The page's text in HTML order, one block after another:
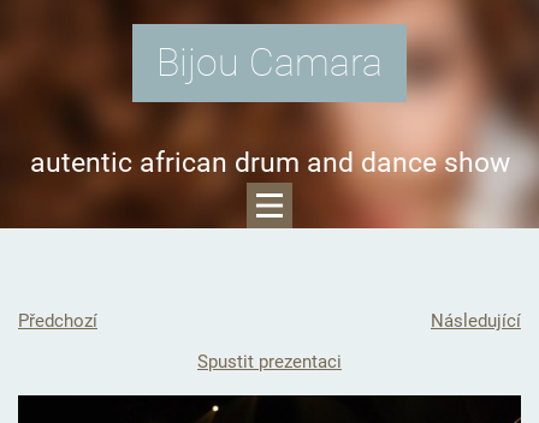
Bijou Camara
autentic african drum and dance show
Předchozí
Následující
Spustit prezentaci